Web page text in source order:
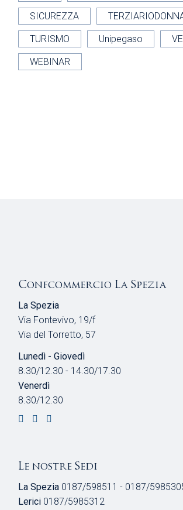
SICUREZZA
TURISMO Unipegaso
WEBINAR
Confcommercio La Spezia
La Spezia
Via Fontevivo, 19/f
Via del Torretto, 57
Lunedì - Giovedì
8.30/12.30 - 14.30/17.30
Venerdì
8.30/12.30
Le nostre Sedi
La Spezia 0187/598511 - 0187/
Lerici 0187/5985312